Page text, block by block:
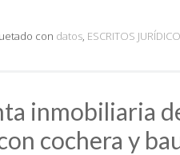
con datos, ESCRITOS
inmobiliaria
cochera y